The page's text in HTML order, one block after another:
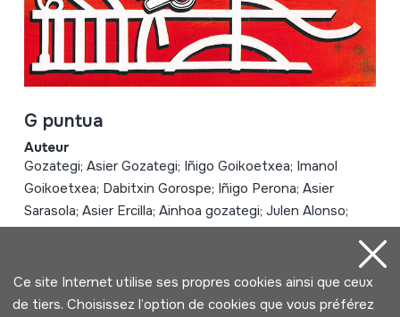
G puntua
Auteur
Gozategi; Asier Gozategi; Iñigo Goikoetxea; Imanol
Goikoetxea; Dabitxin Gorospe; Iñigo Perona; Asier
Sarasola; Asier Ercilla; Ainhoa gozategi; Julen Alonso;
Xabi Zabala; Angel Unzu
Ce site Internet utilise ses propres cookies ainsi que ceux
de tiers. Choisissez l’option de cookies que vous préférez